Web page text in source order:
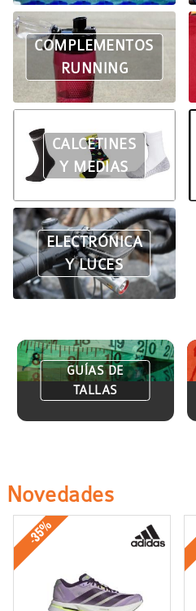
COMPLEMENTOS
RUNNING
CALCETINES
Y MEDIAS
ELECTRÓNICA
Y LUCES
GUÍAS DE
TALLAS
Novedades
-35%